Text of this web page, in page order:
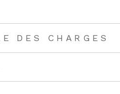
DES CHARGES